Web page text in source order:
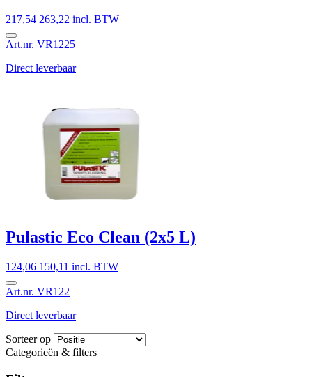
217,54 263,22 incl. BTW
Art.nr. VR1225
Direct leverbaar
Pulastic Eco Clean (2x5 L)
124,06 150,11 incl. BTW
Art.nr. VR122
Direct leverbaar
Sorteer op
Categorieën & filters